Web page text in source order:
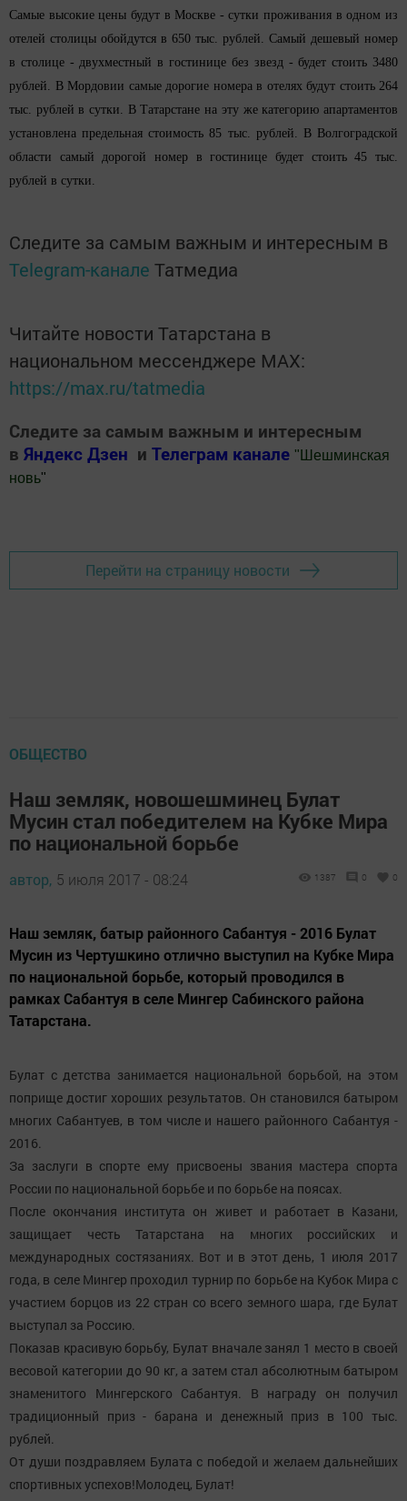
Самые высокие цены будут в Москве - сутки проживания в одном из
отелей столицы обойдутся в 650 тыс. рублей. Самый дешевый номер
в столице - двухместный в гостинице без звезд - будет стоить 3480
рублей. В Мордовии самые дорогие номера в отелях будут стоить 264
тыс. рублей в сутки. В Татарстане на эту же категорию апартаментов
установлена предельная стоимость 85 тыс. рублей. В Волгоградской
области самый дорогой номер в гостинице будет стоить 45 тыс.
рублей в сутки.
Следите за самым важным и интересным в
Telegram-канале Татмедиа
Читайте новости Татарстана в
национальном мессенджере MАХ:
https://max.ru/tatmedia
Следите за самым важным и интересным
в Яндекс Дзен и Телеграм канале " Шешминская
новь"
Перейти на страницу новости
ОБЩЕСТВО
Наш земляк, новошешминец Булат
Мусин стал победителем на Кубке Мира
по национальной борьбе
автор, 5 июля 2017 - 08:24 1387 0 0
Наш земляк, батыр районного Сабантуя - 2016 Булат
Мусин из Чертушкино отлично выступил на Кубке Мира
по национальной борьбе, который проводился в
рамках Сабантуя в селе Мингер Сабинского района
Татарстана.
Булат с детства занимается национальной борьбой, на этом
поприще достиг хороших результатов. Он становился батыром
многих Сабантуев, в том числе и нашего районного Сабантуя -
2016.
За заслуги в спорте ему присвоены звания мастера спорта
России по национальной борьбе и по борьбе на поясах.
После окончания института он живет и работает в Казани,
защищает честь Татарстана на многих российских и
международных состязаниях. Вот и в этот день, 1 июля 2017
года, в селе Мингер проходил турнир по борьбе на Кубок Мира с
участием борцов из 22 стран со всего земного шара, где Булат
выступал за Россию.
Показав красивую борьбу, Булат вначале занял 1 место в своей
весовой категории до 90 кг, а затем стал абсолютным батыром
знаменитого Мингерского Сабантуя. В награду он получил
традиционный приз - барана и денежный приз в 100 тыс.
рублей.
От души поздравляем Булата с победой и желаем дальнейших
спортивных успехов!Молодец, Булат!